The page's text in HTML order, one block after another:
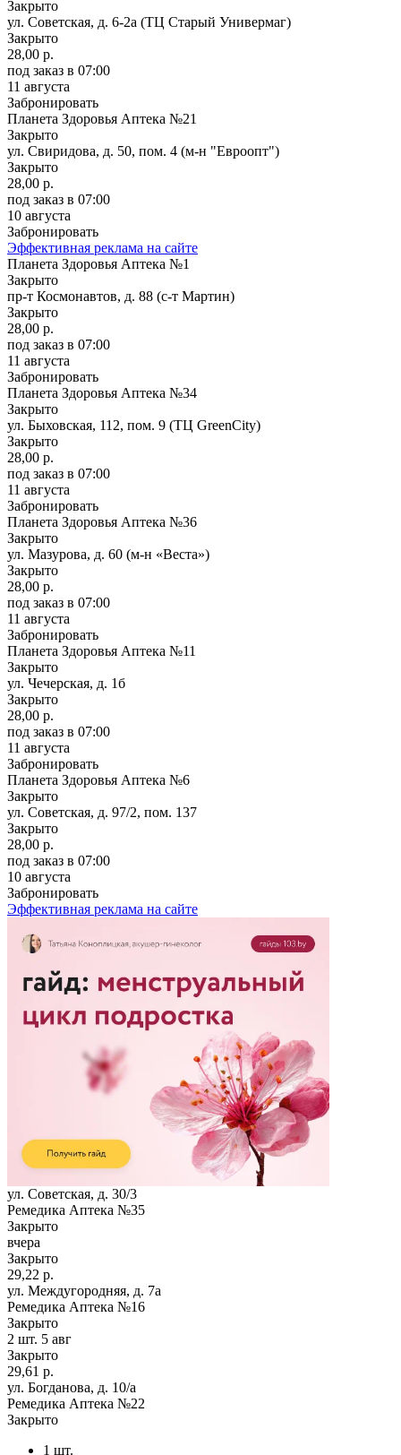
Закрыто
ул. Советская, д. 6-2а (ТЦ Старый Универмаг)
Закрыто
28,00 р.
под заказ в 07:00
11 августа
Забронировать
Планета Здоровья Аптека №21
Закрыто
ул. Свиридова, д. 50, пом. 4 (м-н "Евроопт")
Закрыто
28,00 р.
под заказ в 07:00
10 августа
Забронировать
Эффективная реклама на сайте
Планета Здоровья Аптека №1
Закрыто
пр-т Космонавтов, д. 88 (с-т Мартин)
Закрыто
28,00 р.
под заказ в 07:00
11 августа
Забронировать
Планета Здоровья Аптека №34
Закрыто
ул. Быховская, 112, пом. 9 (ТЦ GreenCity)
Закрыто
28,00 р.
под заказ в 07:00
11 августа
Забронировать
Планета Здоровья Аптека №36
Закрыто
ул. Мазурова, д. 60 (м-н «Веста»)
Закрыто
28,00 р.
под заказ в 07:00
11 августа
Забронировать
Планета Здоровья Аптека №11
Закрыто
ул. Чечерская, д. 1б
Закрыто
28,00 р.
под заказ в 07:00
11 августа
Забронировать
Планета Здоровья Аптека №6
Закрыто
ул. Советская, д. 97/2, пом. 137
Закрыто
28,00 р.
под заказ в 07:00
10 августа
Забронировать
Эффективная реклама на сайте
ул. Советская, д. 30/3
Ремедика Аптека №35
Закрыто
вчера
Закрыто
29,22 р.
ул. Междугородняя, д. 7а
Ремедика Аптека №16
Закрыто
2 шт. 5 авг
Закрыто
29,61 р.
ул. Богданова, д. 10/а
Ремедика Аптека №22
Закрыто
1 шт.